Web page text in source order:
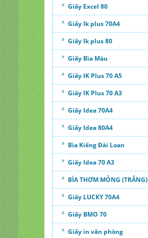
Giấy Excel 80
Giấy Ik plus 70A4
Giấy Ik plus 80
Giấy Bìa Màu
Giấy IK Plus 70 A5
Giấy IK Plus 70 A3
Giấy Idea 70A4
Giấy Idea 80A4
Bìa Kiếng Đài Loan
Giấy Idea 70 A3
BÌA THƠM MỎNG (TRẮNG)
Giấy LUCKY 70A4
Giấy BMO 70
Giấy in văn phòng